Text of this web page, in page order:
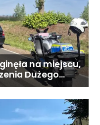
na miejscu,
Dużego